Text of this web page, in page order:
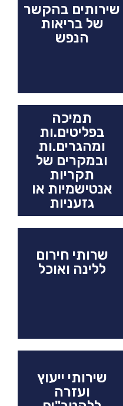
שירותים בהקשר
של בריאות
הנפש
תמיכה
בפליטים.ות
ומהגרים.ות
ובמקרים של
תקריות
אנטישמיות או
גזעניות
שרותי חירום
ללינה ואוכל
שירותי ייעוץ
ועזרה